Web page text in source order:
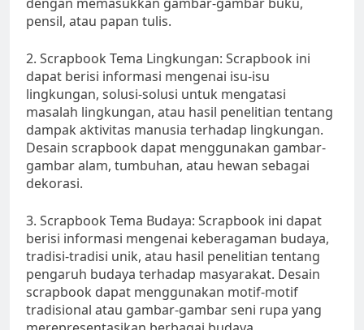
pensil, atau papan tulis.
2. Scrapbook Tema Lingkungan: Scrapbook ini
dapat berisi informasi mengenai isu-isu
lingkungan, solusi-solusi untuk mengatasi
masalah lingkungan, atau hasil penelitian tentang
dampak aktivitas manusia terhadap lingkungan.
Desain scrapbook dapat menggunakan gambar-
gambar alam, tumbuhan, atau hewan sebagai
dekorasi.
3. Scrapbook Tema Budaya: Scrapbook ini dapat
berisi informasi mengenai keberagaman budaya,
tradisi-tradisi unik, atau hasil penelitian tentang
pengaruh budaya terhadap masyarakat. Desain
scrapbook dapat menggunakan motif-motif
tradisional atau gambar-gambar seni rupa yang